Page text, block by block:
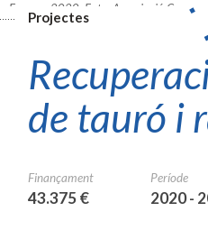
Eggcase 2020. Foto: Associació Cayume.
Projectes
de tauró i
Finançament
43.375 €
Període
2020 -